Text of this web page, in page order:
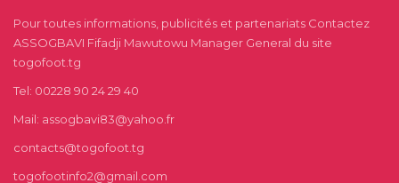
Pour toutes informations, publicités et partenariats Contactez
ASSOGBAVI Fifadji Mawutowu Manager General du site
togofoot.tg
Tel: 00228 90 24 29 40
Mail: assogbavi83@yahoo.fr
contacts@togofoot.tg
togofootinfo2@gmail.com